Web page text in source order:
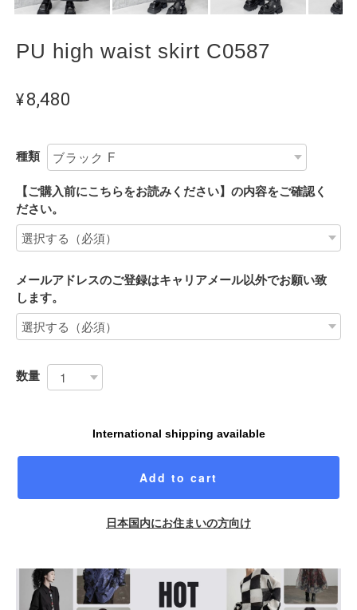
PU high waist skirt C0587
¥8,480
種類
【ご購入前にこちらをお読みください】の内容をご確認く
ださい。
メールアドレスのご登録はキャリアメール以外でお願い致
します。
数量
International shipping available
Add to cart
日本国内にお住まいの方向け